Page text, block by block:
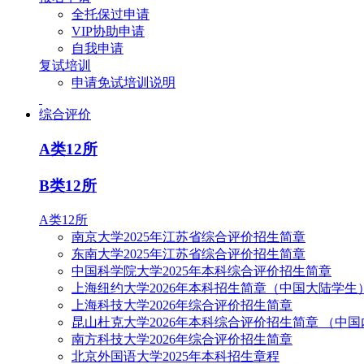
全托保过申请
VIP协助申请
自我申请
复试培训
申请免试培训说明
综合评价
A类12所
B类12所
A类12所
南京大学2025年江苏省综合评价招生简章
东南大学2025年江苏省综合评价招生简章
中国科学院大学2025年本科综合评价招生简章
上海纽约大学2026年本科招生简章（中国大陆学生）
上海科技大学2026年综合评价招生简章
昆山杜克大学2026年本科综合评价招生简章 （中国
南方科技大学2026年综合评价招生简章
北京外国语大学2025年本科招生章程